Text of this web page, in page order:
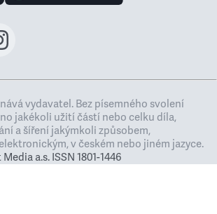
vydavatel. Bez písemného svolení
jakékoli užití částí nebo celku díla,
a šíření jakýmkoli způsobem,
v českém nebo jiném jazyce.
a.s. ISSN 1801-1446